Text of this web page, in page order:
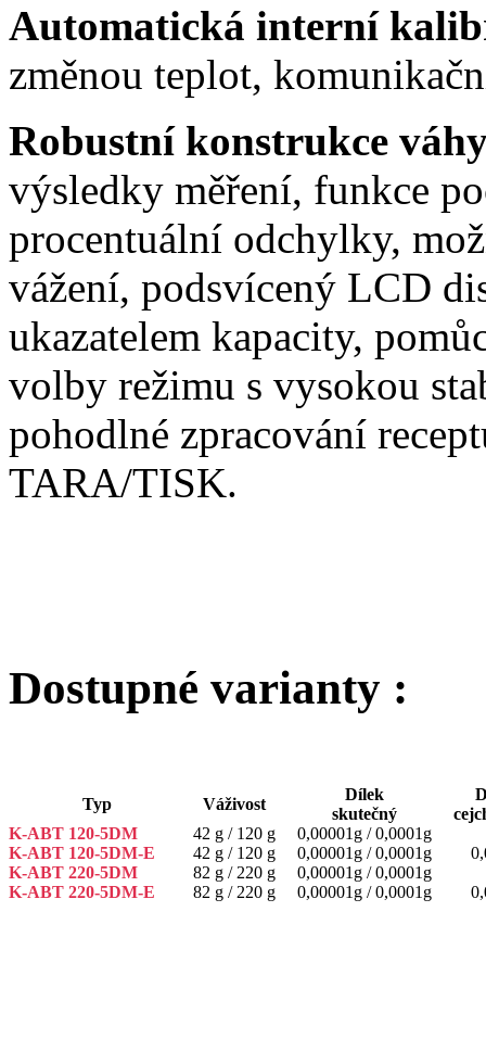
Automatická interní
změnou teplot,
Robustní konstrukce
výsledky měření, funkce
procentuální odchylky,
vážení, podsvícený LCD
ukazatelem kapacity,
volby režimu s vysokou
pohodlné zpracování
TARA/TISK.
Dostupné varianty :
Typ Váživost
Dílek
skutečný
K-ABT 120-5DM
42 g / 120 g
0,00001g / 0,0001g
K-ABT 120-5DM-E
42 g / 120 g 0,00001g / 0,0001g
K-ABT 220-5DM
82 g / 220 g
0,00001g / 0,0001g
K-ABT 220-5DM-E
82 g / 220 g 0,00001g / 0,0001g